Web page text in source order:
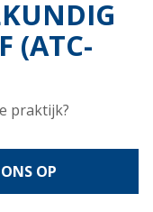
(ATC-
praktijk?
OP